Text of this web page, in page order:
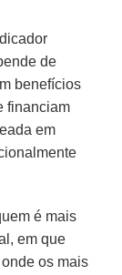
de
benefícios
financiam
em
é mais
em que
os mais